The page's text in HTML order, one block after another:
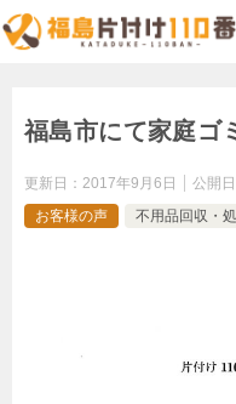
福島市にて家庭
更新日： 2017年9月6日 公開日
お客様の声
不用品回収・